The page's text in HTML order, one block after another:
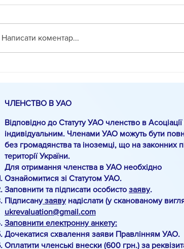
Написати коментар...
ЧЛЕНСТВО В УАО
Відповідно до Статуту УАО членство в
індивідуальним. Членами УАО можуть бути
без громадянства та іноземці, що на законних
території України.
Для отримання членства в УАО необхідно
Ознайомитися зі Статутом УАО.
Заповнити та підписати особисто заяву.
Підписанузаявунадіслати (у сканованому
ukrevaluation@gmail.com
Заповнити електронну анкету:
Дочекатися схвалення заяви Правлінням УАО.
Оплатити членські внески (600 грн.) за